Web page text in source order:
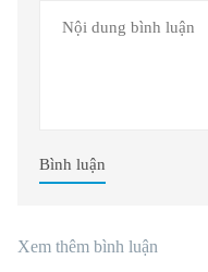
Bình luận
Xem thêm bình luận